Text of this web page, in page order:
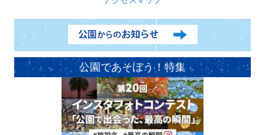
公園であそぼう！特集